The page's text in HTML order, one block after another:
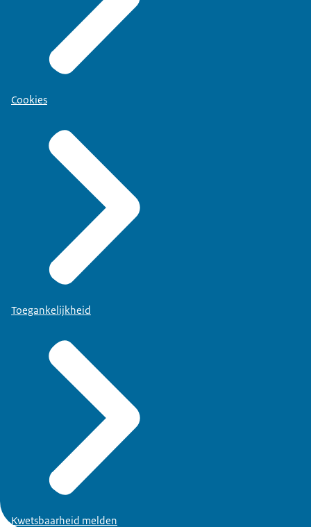
Cookies
Toegankelijkheid
Kwetsbaarheid melden